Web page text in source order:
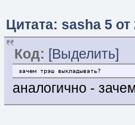
Цитата: sasha 5
Код: [Выделить]
зачем трэш выкладывать?
аналогично -